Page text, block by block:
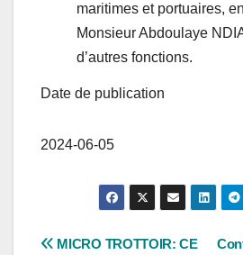
maritimes et portuaires,
Monsieur Abdoulaye
d’autres fonctions.
Date de publication
2024-06-05
MICRO TROTTOIR: CE